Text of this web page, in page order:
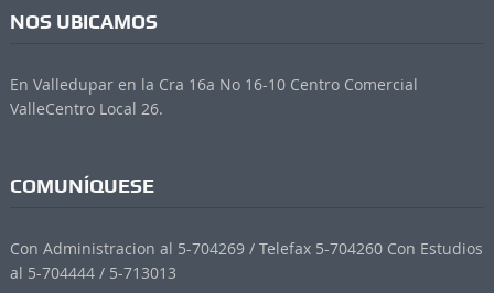
NOS UBICAMOS
En Valledupar en la Cra 16a No 16-10 Centro Comercial
ValleCentro Local 26.
COMUNÍQUESE
Con Administracion al 5-704269 / Telefax 5-704260 Con Estudios
al 5-704444 / 5-713013